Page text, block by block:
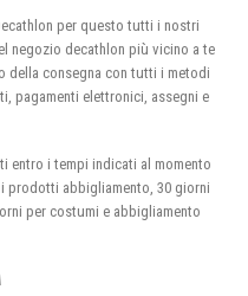
per questo tutti i nostri
negozio decathlon più vicino a te
della consegna con tutti i metodi
pagamenti elettronici, assegni e
entro i tempi indicati al momento
prodotti abbigliamento, 30 giorni
per costumi e abbigliamento